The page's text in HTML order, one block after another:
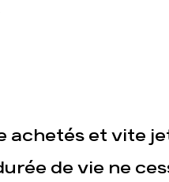
Contact
achetés et vite
de vie ne